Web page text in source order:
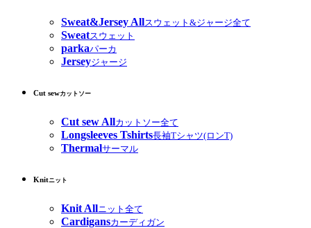
Sweat&Jersey Allスウェット&ジャージ全て
Sweatスウェット
parkaパーカ
Jerseyジャージ
Cut sewカットソー
Cut sew Allカットソー全て
Longsleeves Tshirts長袖Tシャツ(ロンT)
Thermalサーマル
Knitニット
Knit Allニット全て
Cardigansカーディガン